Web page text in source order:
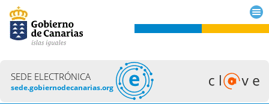
SEDE ELECTRÓNICA
sede.gobiernodecanarias.org